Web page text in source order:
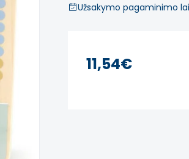
Užsakymo pagaminimo
11,54€